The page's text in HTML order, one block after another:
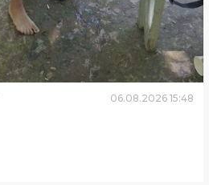
06.08.2026 15:48